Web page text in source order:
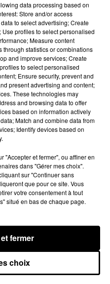
pas de Jean Moulin
s'invite dans les sorties
data processing based on
Store and/or access
to select advertising; Create
profiles to select personalised
Measure content
statistics or combinations
and improve services; Create
to select personalised
Ensure security, prevent and
present advertising and content;
These technologies may
and browsing data to offer
based on information actively
Match and combine data from
Identify devices based on
"Accepter et fermer", ou affiner en
dans "Gérer mes choix".
sur "Continuer sans
que pour ce site. Vous
votre consentement à tout
situé en bas de chaque page.
choix
fermer